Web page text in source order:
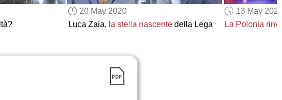
ALEXA
ADJUST COLORS
20 May 2020
Luca Zaia, la stella nascentedella Lega
13 May
La Polonia